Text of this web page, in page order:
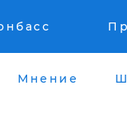
Мнение